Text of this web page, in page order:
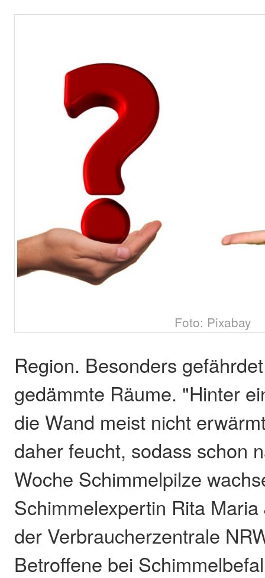
Foto: Pixabay
Region. Besonders
gedämmte Räume. "Hinter
die Wand meist nicht
daher feucht, sodass schon
Woche Schimmelpilze
Schimmelexpertin Rita
der Verbraucherzentrale
Betroffene bei